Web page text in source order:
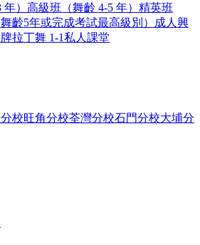
） 高級班（舞齡 4-5 年） 精英班
齡5年或完成考試最高級別）
成人興
拉丁舞 1-1私人課堂
校旺角分校荃灣分校石門分校大埔分